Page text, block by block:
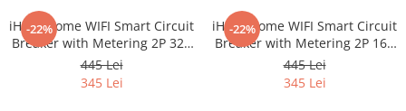
Casti Audio Blackview
Produse Fossibot
Telefoane Mobile Fossibot
-22%
iHunt Home WIFI Smart Circuit
Breaker with Metering 2P 32A
- Siguranta automata
inteligenta cu contorizare
445 Lei
345 Lei
-22%
iHunt Home WIFI Smart Circuit
Breaker with Metering 2P 16A
- Siguranta automata
inteligenta cu contorizare
445 Lei
345 Lei